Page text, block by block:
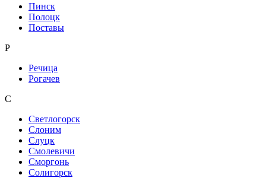
Пинск
Полоцк
Поставы
Р
Речица
Рогачев
С
Светлогорск
Слоним
Слуцк
Смолевичи
Сморгонь
Солигорск